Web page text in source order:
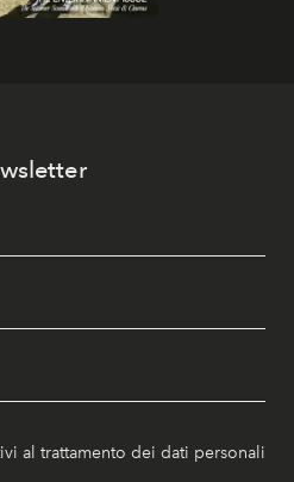
al trattamento dei dati personali